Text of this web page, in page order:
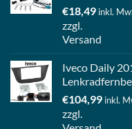
€18,49 inkl.
zzgl.
Versand
Iveco Daily
€104,99 inkl.
zzgl.